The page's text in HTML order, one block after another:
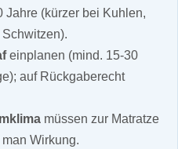
Jahre (kürzer bei Kuhlen,
einplanen (mind. 15-30
auf Rückgaberecht
müssen zur Matratze
Wirkung.